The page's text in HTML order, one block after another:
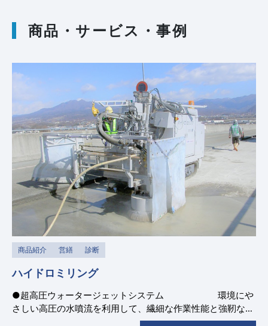
商品・サービス・事例
商品紹介 営繕 診断
ハイドロミリング
●超高圧ウォータージェットシステム 環境にや
さしい高圧の水噴流を利用して、繊細な作業性能と強靭なパ
ワーを持った、コンクリート構造物のはつり工法です。